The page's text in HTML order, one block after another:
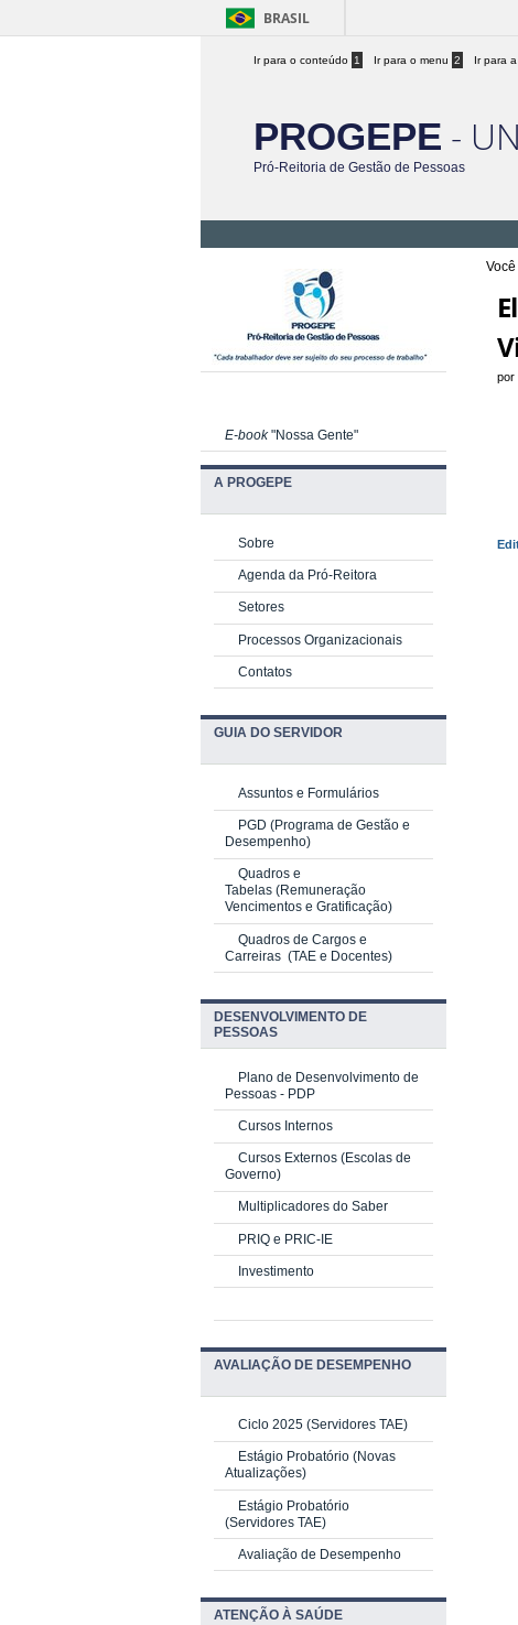
BRASIL
Ir para o conteúdo 1 Ir para o menu 2 Ir para
PROGEPE -
Pró-Reitoria de Gestão de Pessoas
por
E-book"Nossa Gente"
A PROGEPE
Sobre
Agenda da Pró-Reitora
Setores
Processos Organizacionais
Contatos
GUIA DO SERVIDOR
Assuntos e Formulários
PGD (Programa de Gestão e
Desempenho)
Quadros e
Tabelas (Remuneração
Vencimentos e Gratificação)
Quadros de Cargos e
Carreiras (TAE e Docentes)
DESENVOLVIMENTO DE
PESSOAS
Plano de Desenvolvimento de
Pessoas - PDP
Cursos Internos
Cursos Externos (Escolas de
Governo)
Multiplicadores do Saber
PRIQ e PRIC-IE
Investimento
AVALIAÇÃO DE DESEMPENHO
Ciclo 2025 (Servidores TAE)
Estágio Probatório (Novas
Atualizações)
Estágio Probatório
(Servidores TAE)
Avaliação de Desempenho
ATENÇÃO À SAÚDE